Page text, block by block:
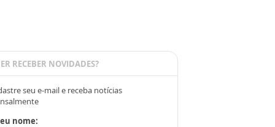
RECEBER NOVIDADES?
seu e-mail e receba notícias
nome: